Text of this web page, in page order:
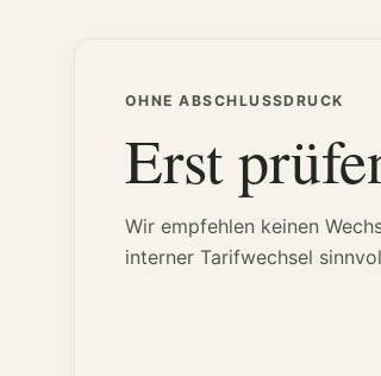
OHNE ABSCHLUSSDRUCK
Erst
Wir empfehlen keinen
interner Tarifwechsel